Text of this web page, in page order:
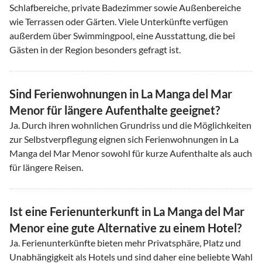
Schlafbereiche, private Badezimmer sowie Außenbereiche
wie Terrassen oder Gärten. Viele Unterkünfte verfügen
außerdem über Swimmingpool, eine Ausstattung, die bei
Gästen in der Region besonders gefragt ist.
Sind Ferienwohnungen in La Manga del Mar
Menor für längere Aufenthalte geeignet?
Ja. Durch ihren wohnlichen Grundriss und die Möglichkeiten
zur Selbstverpflegung eignen sich Ferienwohnungen in La
Manga del Mar Menor sowohl für kurze Aufenthalte als auch
für längere Reisen.
Ist eine Ferienunterkunft in La Manga del Mar
Menor eine gute Alternative zu einem Hotel?
Ja. Ferienunterkünfte bieten mehr Privatsphäre, Platz und
Unabhängigkeit als Hotels und sind daher eine beliebte Wahl